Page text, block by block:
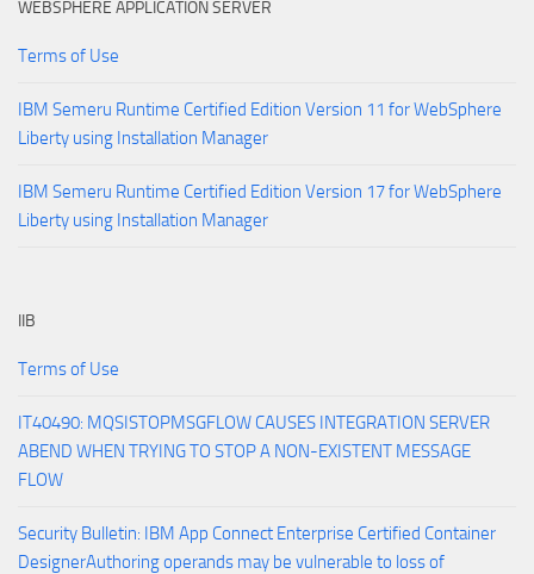
WEBSPHERE APPLICATION SERVER
Terms of Use
IBM Semeru Runtime Certified Edition Version 11 for WebSphere
Liberty using Installation Manager
IBM Semeru Runtime Certified Edition Version 17 for WebSphere
Liberty using Installation Manager
IIB
Terms of Use
IT40490: MQSISTOPMSGFLOW CAUSES INTEGRATION SERVER
ABEND WHEN TRYING TO STOP A NON-EXISTENT MESSAGE
FLOW
Security Bulletin: IBM App Connect Enterprise Certified Container
DesignerAuthoring operands may be vulnerable to loss of